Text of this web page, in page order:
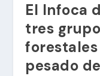
El Infoca
tres
pesado